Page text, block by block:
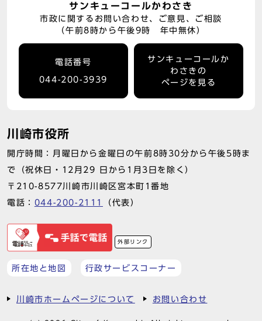
サンキューコールかわさき
市政に関するお問い合わせ、ご意見、ご相談
（午前8時から午後9時 年中無休）
電話番号
044-200-3939
サンキューコールか
わさきの
ページを見る
川崎市役所
開庁時間：月曜日から金曜日の午前8時30分から午後5時ま
で（祝休日・12月29 日から1月3日を除く）
〒210-8577川崎市川崎区宮本町1番地
電話： 044-200-2111 （代表）
外部リンク
所在地と地図 行政サービスコーナー
川崎市ホームページについて お問い合わせ